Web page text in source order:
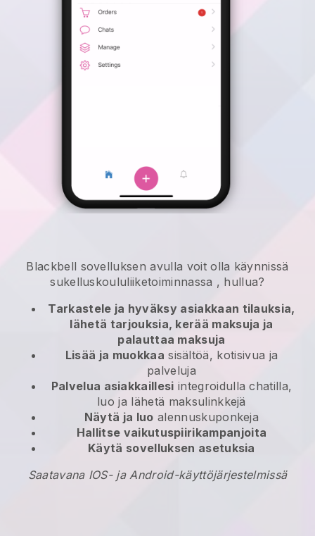
Blackbell sovelluksen avulla voit olla käynnissä
sukelluskoululiiketoiminnassa , hullua?
Tarkastele ja hyväksy asiakkaan tilauksia,
lähetä tarjouksia, kerää maksuja ja
palauttaa maksuja
Lisää ja muokkaa sisältöä, kotisivua ja
palveluja
Palvelua asiakkaillesi integroidulla chatilla,
luo ja lähetä maksulinkkejä
Näytä ja luo alennuskuponkeja
Hallitse vaikutuspiirikampanjoita
Käytä sovelluksen asetuksia
Saatavana IOS- ja Android-käyttöjärjestelmissä